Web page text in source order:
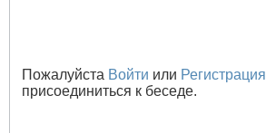
Пожалуйста Войти или Регистрация
присоединиться к беседе.